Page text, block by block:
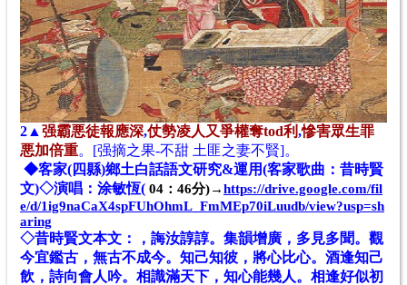
2▲ 强霸悪徒報應深,仗勢凌人又爭權奪tod利,慘害眾生罪
悪加倍重。[强摘之果-不甜 土匪之妻不賢]。
◆客家(四縣)鄉土白話語文研究&運用(客家歌曲：昔時賢
文)◇演唱：涂敏恆( 04：46分)→https://drive.google.com/fil
e/d/1ig9naCaX4spFUhOhmL_FmMEp70iLuudb/view?usp=sh
aring
◇昔時賢文本文：
，誨汝諄諄。集韻增廣，多見多聞。觀
今宜鑑古，無古不成今。知己知彼，將心比心。酒逢知己
飲，詩向會人吟。相識滿天下，知心能幾人。相逢好似初